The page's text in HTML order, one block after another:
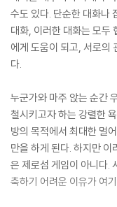
수도 있다. 단순한 대화나
대화, 이러한 대화는 모두
에게 도움이 되고, 서로의
다.
누군가와 마주 앉는 순간
철시키고자 하는 강렬한
방의 목적에서 최대한 멀
만을 하게 된다. 하지만
은 제로섬 게임이 아니다.
축하기 어려운 이유가 여